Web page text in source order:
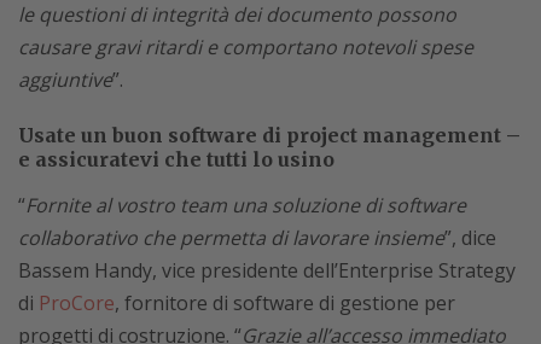
le questioni di integrità dei documento possono
causare gravi ritardi e comportano notevoli spese
aggiuntive”.
Usate un buon software di project management –
e assicuratevi che tutti lo usino
“Fornite al vostro team una soluzione di software
collaborativo che permetta di lavorare insieme”, dice
Bassem Handy, vice presidente dell’Enterprise Strategy
di ProCore, fornitore di software di gestione per
progetti di costruzione. “Grazie all’accesso immediato